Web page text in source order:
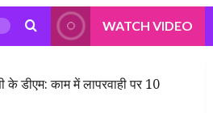
WATCH VIDEO
के डीएम: काम में लापरवाही पर 10